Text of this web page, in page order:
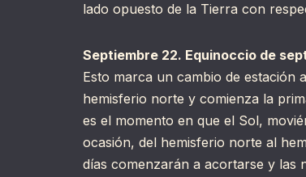
lado opuesto de la Tierra con
Septiembre 22. Equinoccio de
Esto marca un cambio de estación
hemisferio norte y comienza la
es el momento en que el Sol,
ocasión, del hemisferio norte al
días comenzarán a acortarse y las